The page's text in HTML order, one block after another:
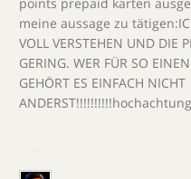
meine aussage zu
VOLL VERSTEHEN UND DIE
GERING. WER FÜR SO
GEHÖRT ES EINFACH NICHT